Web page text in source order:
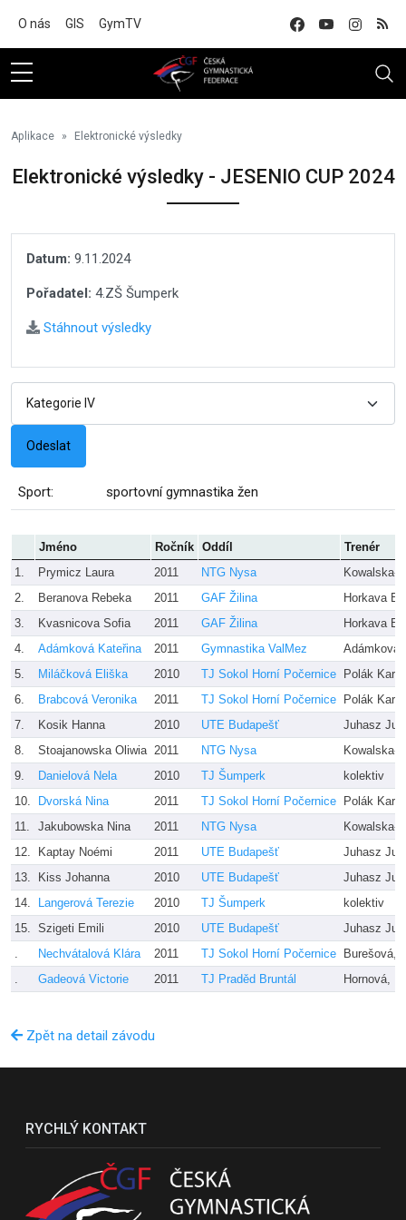
O nás GIS GymTV
Aplikace Elektronické výsledky
Elektronické výsledky - JESENIO CUP 2024
Datum: 9.11.2024
Pořadatel: 4.ZŠ Šumperk
Stáhnout výsledky
Sport: sportovní gymnastika žen
Jméno Ročník Oddíl
Trenér
1.
Prymicz Laura 2011 NTG Nysa
Kowalska-
2.
Beranova Rebeka 2011 GAF Žilina
Horkava
3.
Kvasnicova Sofia 2011 GAF Žilina
Horkava
4.
Adámková Kateřina 2011 Gymnastika ValMez
Adámková
5.
Miláčková Eliška 2010 TJ Sokol Horní Počernice
Polák Karel
6.
Brabcová Veronika 2011 TJ Sokol Horní Počernice
Polák Karel
7.
Kosik Hanna 2010 UTE Budapešť
Juhasz
8.
Stoajanowska Oliwia 2011 NTG Nysa
Kowalska-
9.
Danielová Nela 2010 TJ Šumperk
kolektiv
10.
Dvorská Nina 2011 TJ Sokol Horní Počernice
Polák Karel
11.
Jakubowska Nina 2011 NTG Nysa
Kowalska-
12.
Kaptay Noémi 2011 UTE Budapešť
Juhasz
13.
Kiss Johanna 2010 UTE Budapešť
Juhasz
14.
Langerová Terezie 2010 TJ Šumperk
kolektiv
15. Szigeti Emili 2010 UTE Budapešť
Juhasz
.
Nechvátalová Klára 2011 TJ Sokol Horní Počernice
Burešová,
.
Gadeová Victorie 2011 TJ Praděd Bruntál Hornová,
Zpět na detail závodu
RYCHLÝ KONTAKT